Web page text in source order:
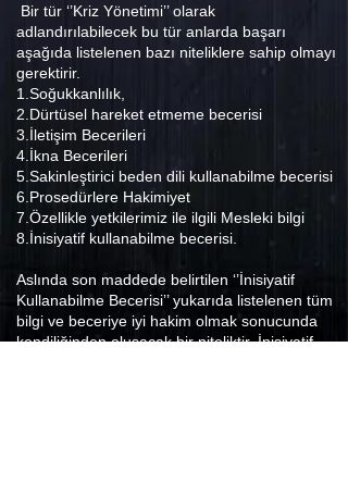
Bir tür ‘’Kriz Yönetimi’’ olarak
adlandırılabilecek bu tür anlarda başarı
aşağıda listelenen bazı niteliklere sahip olmayı
gerektirir.
1.Soğukkanlılık,
2.Dürtüsel hareket etmeme becerisi
3.İletişim Becerileri
4.İkna Becerileri
5.Sakinleştirici beden dili kullanabilme becerisi
6.Prosedürlere Hakimiyet
7.Özellikle yetkilerimiz ile ilgili Mesleki bilgi
8.İnisiyatif kullanabilme becerisi.
Aslında son maddede belirtilen ‘’İnisiyatif
Kullanabilme Becerisi’’ yukarıda listelenen tüm
bilgi ve beceriye iyi hakim olmak sonucunda
kendiliğinden oluşacak bir niteliktir. İnisiyatif